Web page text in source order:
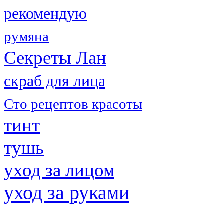
рекомендую
румяна
Секреты Лан
скраб для лица
Сто рецептов красоты
тинт
тушь
уход за лицом
уход за руками